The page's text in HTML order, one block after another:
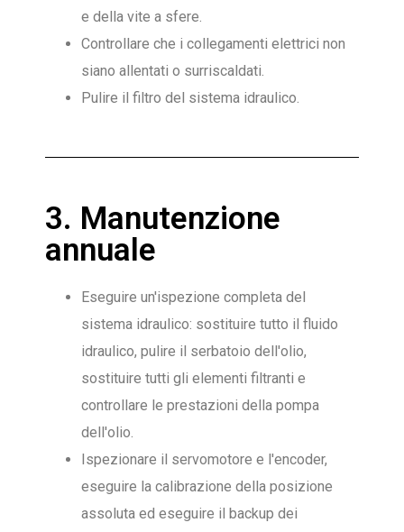
e della vite a sfere.
Controllare che i collegamenti elettrici non
siano allentati o surriscaldati.
Pulire il filtro del sistema idraulico.
3. Manutenzione
annuale
Eseguire un'ispezione completa del
sistema idraulico: sostituire tutto il fluido
idraulico, pulire il serbatoio dell'olio,
sostituire tutti gli elementi filtranti e
controllare le prestazioni della pompa
dell'olio.
Ispezionare il servomotore e l'encoder,
eseguire la calibrazione della posizione
assoluta ed eseguire il backup dei